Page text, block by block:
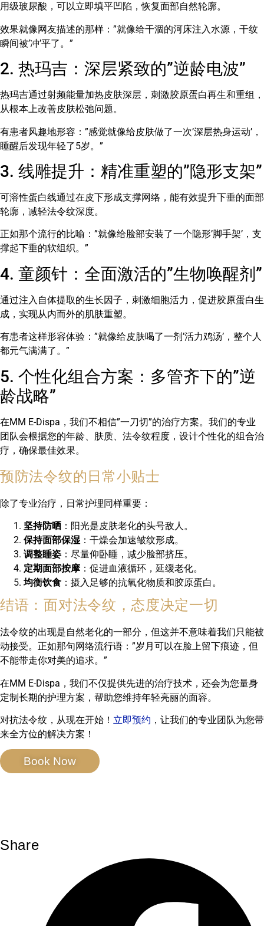
用级玻尿酸，可以立即填平凹陷，恢复面部自然轮廓。
效果就像网友描述的那样：”就像给干涸的河床注入水源，干纹
瞬间被’冲’平了。”
2. 热玛吉：深层紧致的”逆龄电波”
热玛吉通过射频能量加热皮肤深层，刺激胶原蛋白再生和重组，
从根本上改善皮肤松弛问题。
有患者风趣地形容：”感觉就像给皮肤做了一次’深层热身运动’，
睡醒后发现年轻了5岁。”
3. 线雕提升：精准重塑的”隐形支架”
可溶性蛋白线通过在皮下形成支撑网络，能有效提升下垂的面部
轮廓，减轻法令纹深度。
正如那个流行的比喻：”就像给脸部安装了一个隐形’脚手架’，支
撑起下垂的软组织。”
4. 童颜针：全面激活的”生物唤醒剂”
通过注入自体提取的生长因子，刺激细胞活力，促进胶原蛋白生
成，实现从内而外的肌肤重塑。
有患者这样形容体验：”就像给皮肤喝了一剂’活力鸡汤’，整个人
都元气满满了。”
5. 个性化组合方案：多管齐下的”逆
龄战略”
在MM E-Dispa，我们不相信”一刀切”的治疗方案。我们的专业
团队会根据您的年龄、肤质、法令纹程度，设计个性化的组合治
疗，确保最佳效果。
预防法令纹的日常小贴士
除了专业治疗，日常护理同样重要：
坚持防晒 ：阳光是皮肤老化的头号敌人。
保持面部保湿 ：干燥会加速皱纹形成。
调整睡姿 ：尽量仰卧睡，减少脸部挤压。
定期面部按摩 ：促进血液循环，延缓老化。
均衡饮食 ：摄入足够的抗氧化物质和胶原蛋白。
结语：面对法令纹，态度决定一切
法令纹的出现是自然老化的一部分，但这并不意味着我们只能被
动接受。正如那句网络流行语：”岁月可以在脸上留下痕迹，但
不能带走你对美的追求。”
在MM E-Dispa，我们不仅提供先进的治疗技术，还会为您量身
定制长期的护理方案，帮助您维持年轻亮丽的面容。
对抗法令纹，从现在开始！ 立即预约 ，让我们的专业团队为您带
来全方位的解决方案！
Book Now
Share